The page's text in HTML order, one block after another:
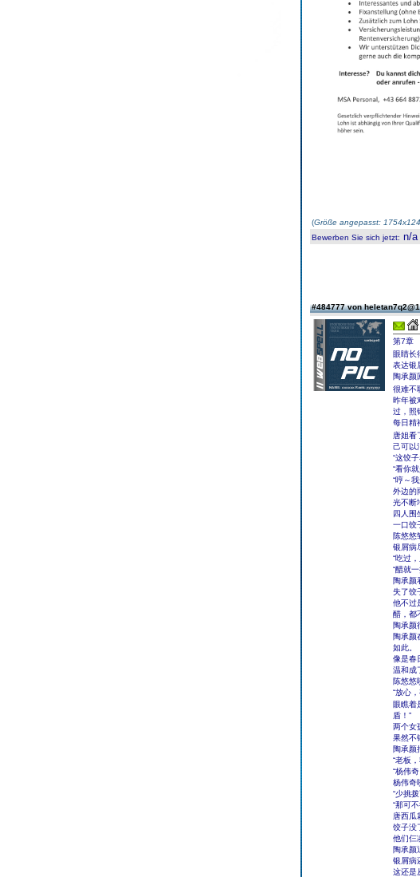
(Größe angepasst:
Bewerben Sie sich jetzt: n/a
#484777 von
第7章
眼睛长
表达银
陶承颜
很难不
昨年被
过，照
每日精
唐姐看
己可以
“这饺
“看你
“哼～
外边的
光不断
四人围
一口饺
陈悠悠
银屑病
“吃过
“醋就
陶承颜
失了饺
他不过
醋，都
陶承颜
陶承颜
如此。
像是春
温和成
陈悠悠
“放心
眼瞧着
盾！”
两个女
果然不
陶承颜
“老板
“杨伟
杨伟奇
“少挑
“那可
唐西瓜
饺子没
他们仨
陶承颜
银屑病
这还是